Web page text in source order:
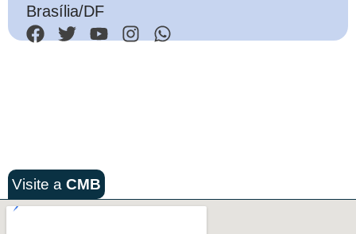
Brasília/DF
Visite a CMB